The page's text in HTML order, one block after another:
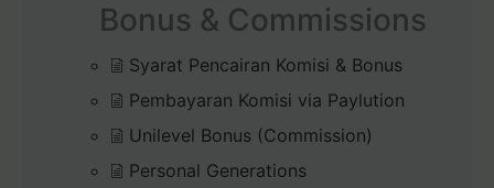
Bonus & Commissions
Syarat Pencairan Komisi & Bonus
Pembayaran Komisi via Paylution
Unilevel Bonus (Commission)
Personal Generations